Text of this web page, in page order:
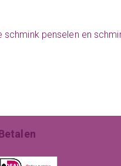
schmink penselen en